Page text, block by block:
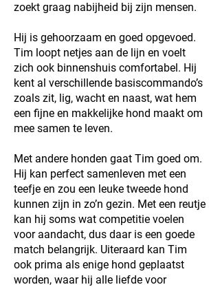
zoekt graag nabijheid bij zijn mensen.
Hij is gehoorzaam en goed opgevoed.
Tim loopt netjes aan de lijn en voelt
zich ook binnenshuis comfortabel. Hij
kent al verschillende basiscommando’s
zoals zit, lig, wacht en naast, wat hem
een fijne en makkelijke hond maakt om
mee samen te leven.
Met andere honden gaat Tim goed om.
Hij kan perfect samenleven met een
teefje en zou een leuke tweede hond
kunnen zijn in zo’n gezin. Met een reutje
kan hij soms wat competitie voelen
voor aandacht, dus daar is een goede
match belangrijk. Uiteraard kan Tim
ook prima als enige hond geplaatst
worden, waar hij alle liefde voor